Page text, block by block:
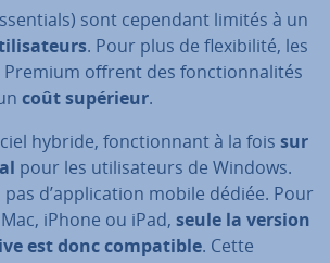
sont cependant limités à un
. Pour plus de flexi­bi­lité, les
Premium offrent des fonc­tion­na­li­tés
coût supérieur.
hybride, fonc­tion­nant à la fois sur
pour les uti­li­sa­teurs de Windows.
pas d’ap­pli­ca­tion mobile dédiée. Pour
iPhone ou iPad, seule la version
est donc com­pa­tible. Cette